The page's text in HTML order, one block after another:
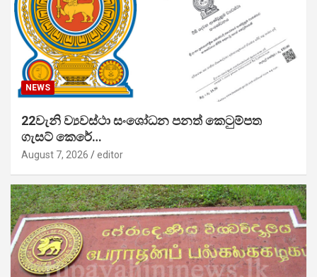
NEWS
22වැනි ව්‍යවස්ථා සංශෝධන පනත් කෙටුම්පත
ගැසට් කෙරේ…
August 7, 2026 editor